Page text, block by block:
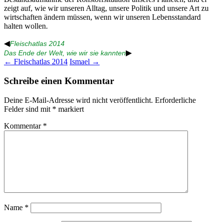
zeigt auf, wie wir unseren Alltag, unsere Politik und unsere Art zu
wirtschaften ändern müssen, wenn wir unseren Lebensstandard
halten wollen.
◀Fleischatlas 2014
Das Ende der Welt, wie wir sie kannten▶
Beitragsnavigation
← Fleischatlas 2014 Ismael →
Schreibe einen Kommentar
Deine E-Mail-Adresse wird nicht veröffentlicht. Erforderliche
Felder sind mit * markiert
Kommentar *
Name *